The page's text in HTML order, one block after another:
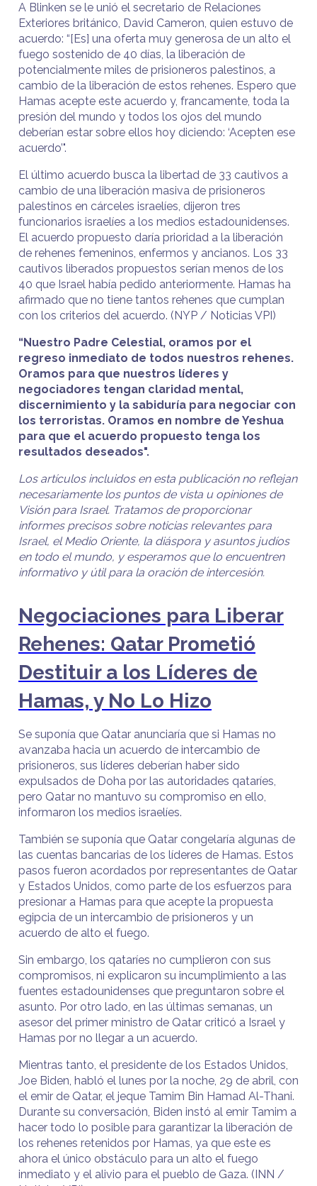
A Blinken se le unió el secretario de Relaciones
Exteriores británico, David Cameron, quien estuvo de
acuerdo: “[Es] una oferta muy generosa de un alto el
fuego sostenido de 40 días, la liberación de
potencialmente miles de prisioneros palestinos, a
cambio de la liberación de estos rehenes. Espero que
Hamas acepte este acuerdo y, francamente, toda la
presión del mundo y todos los ojos del mundo
deberían estar sobre ellos hoy diciendo: ‘Acepten ese
acuerdo’".
El último acuerdo busca la libertad de 33 cautivos a
cambio de una liberación masiva de prisioneros
palestinos en cárceles israelíes, dijeron tres
funcionarios israelíes a los medios estadounidenses.
El acuerdo propuesto daría prioridad a la liberación
de rehenes femeninos, enfermos y ancianos. Los 33
cautivos liberados propuestos serían menos de los
40 que Israel había pedido anteriormente. Hamas ha
afirmado que no tiene tantos rehenes que cumplan
con los criterios del acuerdo. (NYP / Noticias VPI)
“Nuestro Padre Celestial, oramos por el
regreso inmediato de todos nuestros rehenes.
Oramos para que nuestros líderes y
negociadores tengan claridad mental,
discernimiento y la sabiduría para negociar con
los terroristas. Oramos en nombre de Yeshua
para que el acuerdo propuesto tenga los
resultados deseados".
Los artículos incluidos en esta publicación no reflejan
necesariamente los puntos de vista u opiniones de
Visión para Israel. Tratamos de proporcionar
informes precisos sobre noticias relevantes para
Israel, el Medio Oriente, la diáspora y asuntos judíos
en todo el mundo, y esperamos que lo encuentren
informativo y útil para la oración de intercesión.
Negociaciones para Liberar
Rehenes: Qatar Prometió
Destituir a los Líderes de
Hamas, y No Lo Hizo
Se suponía que Qatar anunciaría que si Hamas no
avanzaba hacia un acuerdo de intercambio de
prisioneros, sus líderes deberían haber sido
expulsados de Doha por las autoridades qataríes,
pero Qatar no mantuvo su compromiso en ello,
informaron los medios israelíes.
También se suponía que Qatar congelaría algunas de
las cuentas bancarias de los líderes de Hamas. Estos
pasos fueron acordados por representantes de Qatar
y Estados Unidos, como parte de los esfuerzos para
presionar a Hamas para que acepte la propuesta
egipcia de un intercambio de prisioneros y un
acuerdo de alto el fuego.
Sin embargo, los qataríes no cumplieron con sus
compromisos, ni explicaron su incumplimiento a las
fuentes estadounidenses que preguntaron sobre el
asunto. Por otro lado, en las últimas semanas, un
asesor del primer ministro de Qatar criticó a Israel y
Hamas por no llegar a un acuerdo.
Mientras tanto, el presidente de los Estados Unidos,
Joe Biden, habló el lunes por la noche, 29 de abril, con
el emir de Qatar, el jeque Tamim Bin Hamad Al-Thani.
Durante su conversación, Biden instó al emir Tamim a
hacer todo lo posible para garantizar la liberación de
los rehenes retenidos por Hamas, ya que este es
ahora el único obstáculo para un alto el fuego
inmediato y el alivio para el pueblo de Gaza. (INN /